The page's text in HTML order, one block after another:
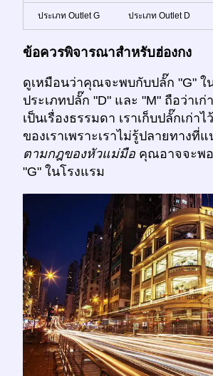
ประเภท Outlet G ประเภท Outlet D
ข้อควรพิจารณาสำหรับฮ่องกง
ดูเหมือนว่าคุณจะพบกับปลั๊ก "G" ใ
ประเภทปลั๊ก "D" และ "M" ถือว่าเ
เป็นเรื่องธรรมดา เราเก็บปลั๊กเก่า
ของเราเพราะเราไม่รู้ปลายทาง
ตามกฎของหัวแม่มือ คุณอาจจะพ
"G" ในโรงแรม